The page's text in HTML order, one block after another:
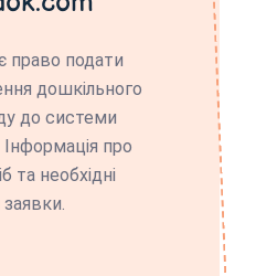
право подати
дошкільного
до системи
про
та необхідні